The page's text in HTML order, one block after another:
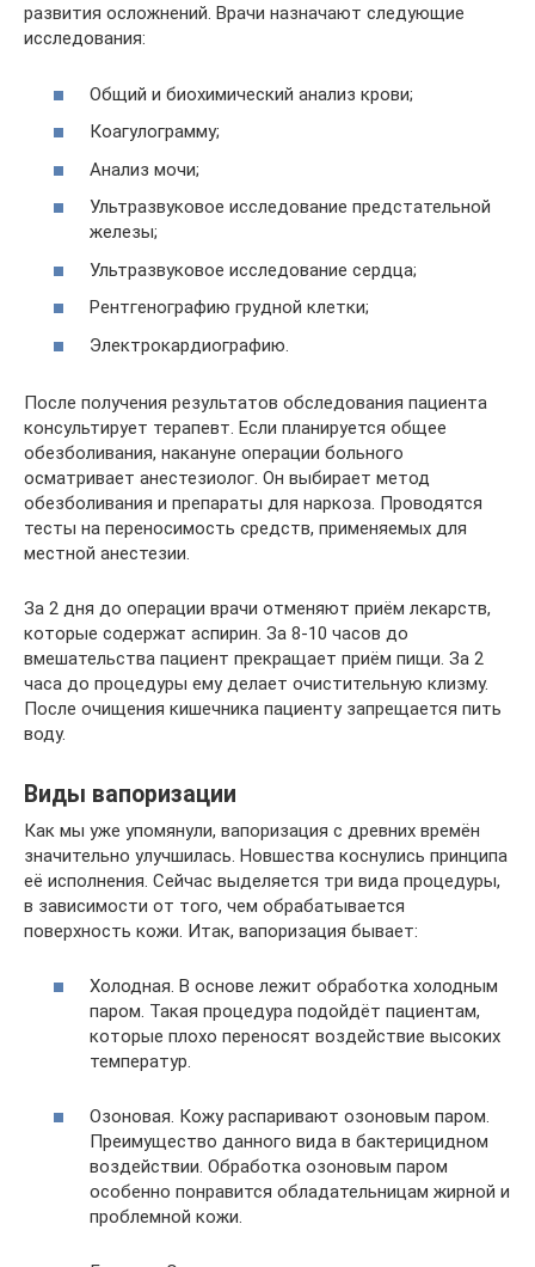
развития осложнений. Врачи назначают следующие
исследования:
Общий и биохимический анализ крови;
Коагулограмму;
Анализ мочи;
Ультразвуковое исследование предстательной
железы;
Ультразвуковое исследование сердца;
Рентгенографию грудной клетки;
Электрокардиографию.
После получения результатов обследования пациента
консультирует терапевт. Если планируется общее
обезболивания, накануне операции больного
осматривает анестезиолог. Он выбирает метод
обезболивания и препараты для наркоза. Проводятся
тесты на переносимость средств, применяемых для
местной анестезии.
За 2 дня до операции врачи отменяют приём лекарств,
которые содержат аспирин. За 8-10 часов до
вмешательства пациент прекращает приём пищи. За 2
часа до процедуры ему делает очистительную клизму.
После очищения кишечника пациенту запрещается пить
воду.
Виды вапоризации
Как мы уже упомянули, вапоризация с древних времён
значительно улучшилась. Новшества коснулись принципа
её исполнения. Сейчас выделяется три вида процедуры,
в зависимости от того, чем обрабатывается
поверхность кожи. Итак, вапоризация бывает:
Холодная. В основе лежит обработка холодным
паром. Такая процедура подойдёт пациентам,
которые плохо переносят воздействие высоких
температур.
Озоновая. Кожу распаривают озоновым паром.
Преимущество данного вида в бактерицидном
воздействии. Обработка озоновым паром
особенно понравится обладательницам жирной и
проблемной кожи.